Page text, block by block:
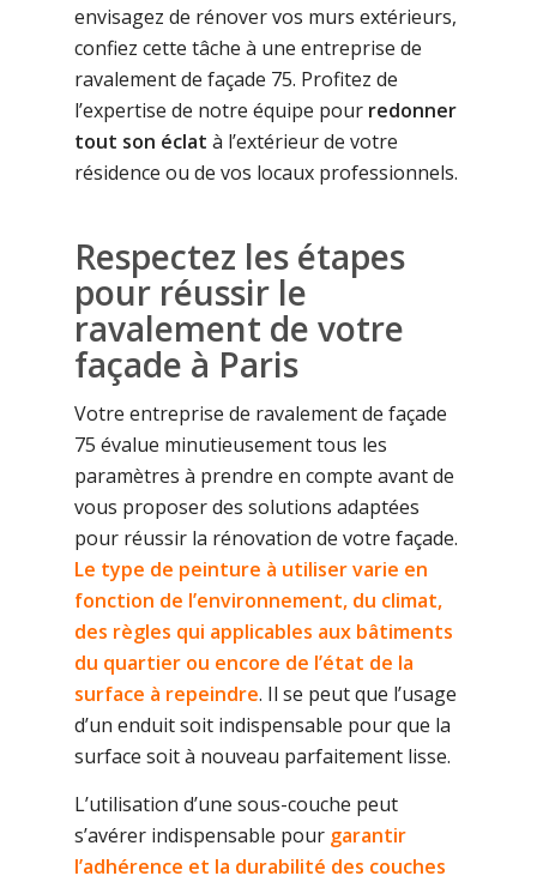
envisagez de rénover vos murs extérieurs,
confiez cette tâche à une entreprise de
ravalement de façade 75. Profitez de
l’expertise de notre équipe pour redonner
tout son éclat à l’extérieur de votre
résidence ou de vos locaux professionnels.
Respectez les étapes
pour réussir le
ravalement de votre
façade à Paris
Votre entreprise de ravalement de façade
75 évalue minutieusement tous les
paramètres à prendre en compte avant de
vous proposer des solutions adaptées
pour réussir la rénovation de votre façade.
Le type de peinture à utiliser varie en
fonction de l’environnement, du climat,
des règles qui applicables aux bâtiments
du quartier ou encore de l’état de la
surface à repeindre. Il se peut que l’usage
d’un enduit soit indispensable pour que la
surface soit à nouveau parfaitement lisse.
L’utilisation d’une sous-couche peut
s’avérer indispensable pour garantir
l’adhérence et la durabilité des couches